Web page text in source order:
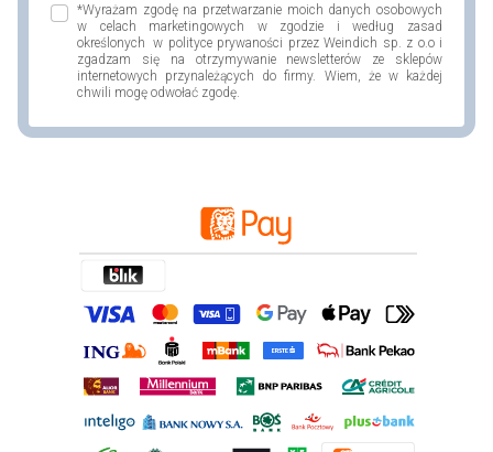
*Wyrażam zgodę na przetwarzanie moich danych osobowych
w celach marketingowych w zgodzie i według zasad
określonych w polityce prywaności przez Weindich sp. z o.o i
zgadzam się na otrzymywanie newsletterów ze sklepów
internetowych przynależących do firmy. Wiem, że w każdej
chwili mogę odwołać zgodę.